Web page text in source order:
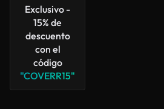
Exclusivo -
15% de
descuento
con el
código
"COVERR15"